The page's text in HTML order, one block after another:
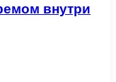
внутри